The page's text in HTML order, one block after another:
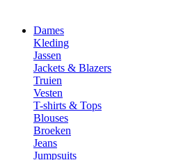
Dames
Kleding
Jassen
Jackets & Blazers
Truien
Vesten
T-shirts & Tops
Blouses
Broeken
Jeans
Jumpsuits